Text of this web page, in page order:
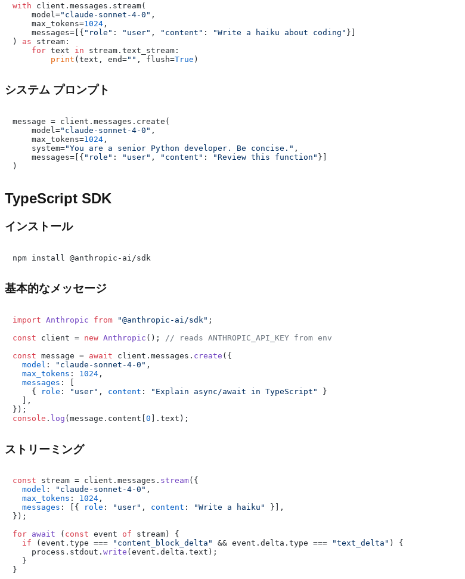
with client.messages.stream(
    model=
"claude-sonnet-4-0" ,
    max_tokens=
1024 ,
    messages=[{
"role" : "user" , "content" : "Write a haiku about coding" }]
) as stream:
for text in stream.text_stream:
print (text, end="" , flush=True
システム プロンプト
message = client.messages.create(
    model=
"claude-sonnet-4-0" ,
    max_tokens=
1024 ,
    system=
"You are a senior Python developer. Be concise." ,
    messages=[{
"role" : "user" , "content" : "Review this function" }]
TypeScript SDK
インストール
基本的なメッセージ
import Anthropic from "@anthropic-ai/sdk" ;
const client = new Anthropic ();
// reads ANTHROPIC_API_KEY from env
const message = await client. messages . create ({
model : "claude-sonnet-4-0" ,
max_tokens : 1024 ,
messages : [
    {
role : "user" , content : "Explain async/await in TypeScript"
}
  ],
console . log (message. content 0 ]. text
ストリーミング
const stream = client. messages . stream({
model : "claude-sonnet-4-0" ,
max_tokens : 1024 ,
messages : [{ role : "user" , content : "Write a haiku"
}],
});
for await ( const event of stream) {
if (event. type === "content_block_delta" && event. delta . type === "text_delta" ) {
    process.
stdout . write (event. delta . text );
  }